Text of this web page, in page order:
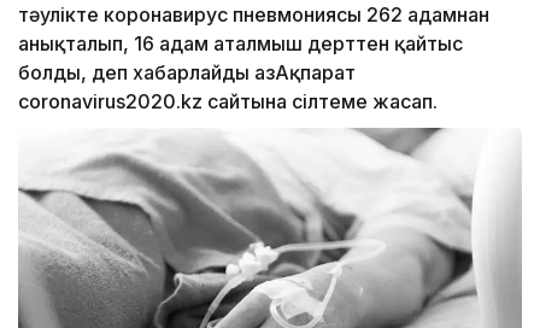
тәулікте коронавирус пневмониясы 262 адамнан
анықталып, 16 адам аталмыш дерттен қайтыс
болды, деп хабарлайды ҚазАқпарат
coronavirus2020.kz сайтына сілтеме жасап.